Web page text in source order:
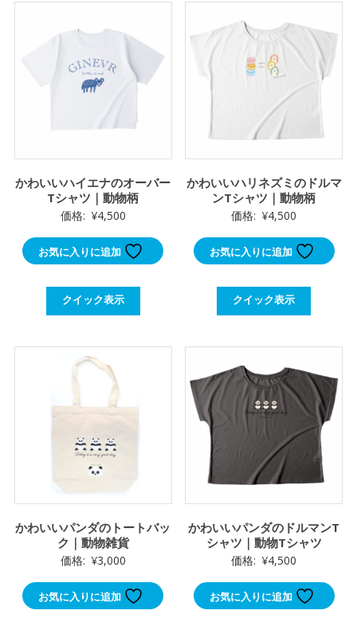
かわいいハイエナのオーバー
Tシャツ｜動物柄
価格: ¥4,500
お気に入りに追加
クイック表示
かわいいハリネズミのドルマ
ンTシャツ｜動物柄
価格: ¥4,500
お気に入りに追加
クイック表示
かわいいパンダのトートバッ
ク｜動物雑貨
価格: ¥3,000
お気に入りに追加
かわいいパンダのドルマンT
シャツ｜動物Tシャツ
価格: ¥4,500
お気に入りに追加